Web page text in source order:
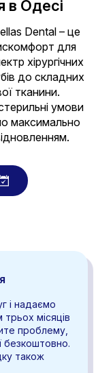
в Одесі
Dental – це
для
хірургічних
до складних
тканини.
умови
максимально
і надаємо
місяців
проблему,
безкоштовно.
також